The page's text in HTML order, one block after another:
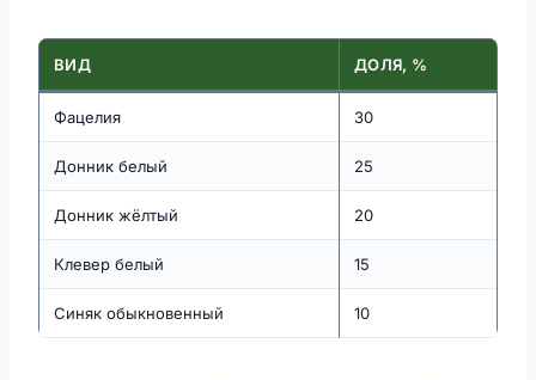
ВИД ДОЛЯ, %
Фацелия 30
Донник белый 25
Донник жёлтый 20
Клевер белый 15
Синяк обыкновенный 10